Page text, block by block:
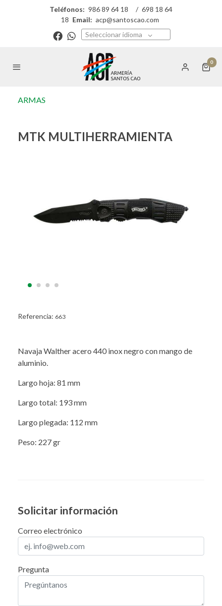
Teléfonos: 986 89 64 18 / 698 18 64
18 Email: acp@santoscao.com
Seleccionar idioma
0
ARMAS
MTK MULTIHERRAMIENTA
Referencia: 663
Navaja Walther acero 440 inox negro con mango de
aluminio.
Largo hoja: 81 mm
Largo total: 193 mm
Largo plegada: 112 mm
Peso: 227 gr
Solicitar información
Correo electrónico
Pregunta